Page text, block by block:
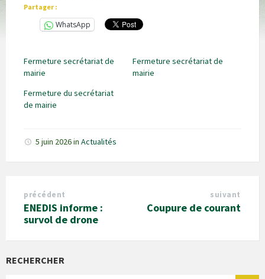
Partager :
WhatsApp
Fermeture secrétariat de
mairie
Fermeture secrétariat de
mairie
Fermeture du secrétariat
de mairie
5 juin 2026in Actualités
précédent
ENEDIS informe :
survol de drone
suivant
Coupure de courant
RECHERCHER